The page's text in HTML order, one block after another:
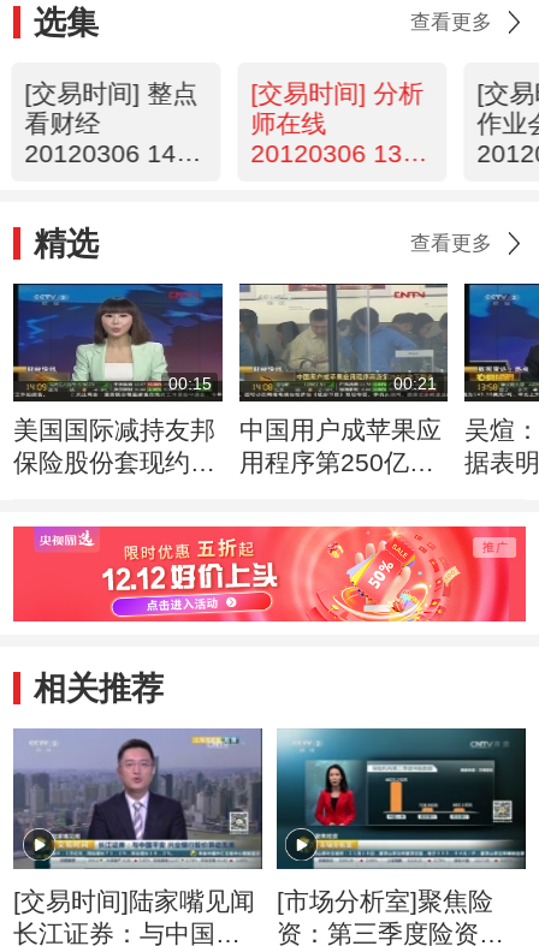
选集 查看更多
[交易时间] 整点
看财经
20120306 14：
[交易时间] 分析
师在线
20120306 13：
[交
作业
精选 查看更多
00:15
美国国际减持友邦
保险股份套现约60
00:21
中国用户成苹果应
用程序第250亿次
吴煊
据表
相关推荐
[交易时间]陆家嘴见闻
长江证券：与中国平
[市场分析室]聚焦险
资：第三季度险资直